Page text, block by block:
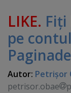
LIKE.
pe
Autor: Petrişor
petrisor.obae